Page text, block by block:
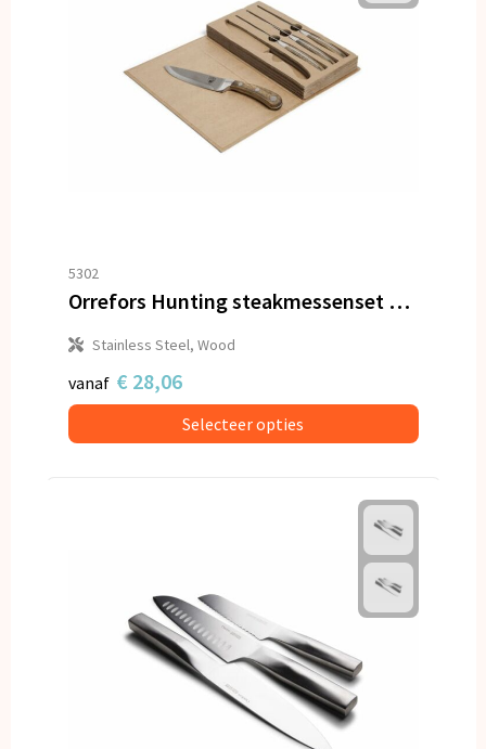
5302
Orrefors Hunting steakmessenset staal
Stainless Steel, Wood
vanaf € 28,06
Selecteer opties